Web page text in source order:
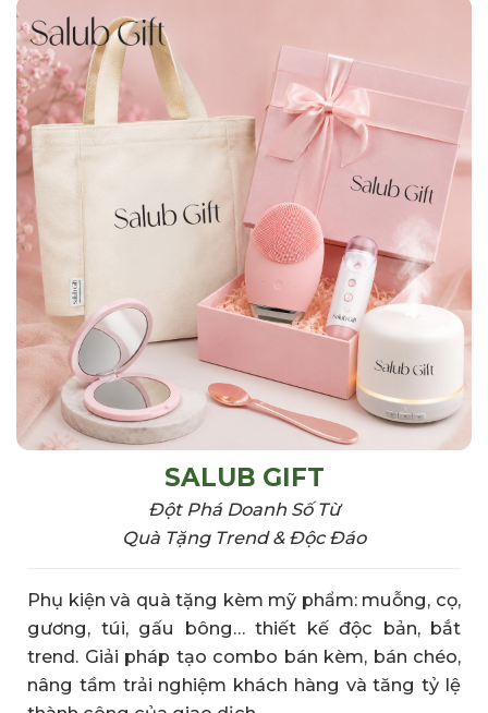
SALUB GIFT
Đột Phá Doanh Số Từ
Quà Tặng Trend & Độc Đáo
Phụ kiện và quà tặng kèm mỹ phẩm: muỗng, cọ,
gương, túi, gấu bông… thiết kế độc bản, bắt
trend. Giải pháp tạo combo bán kèm, bán chéo,
nâng tầm trải nghiệm khách hàng và tăng tỷ lệ